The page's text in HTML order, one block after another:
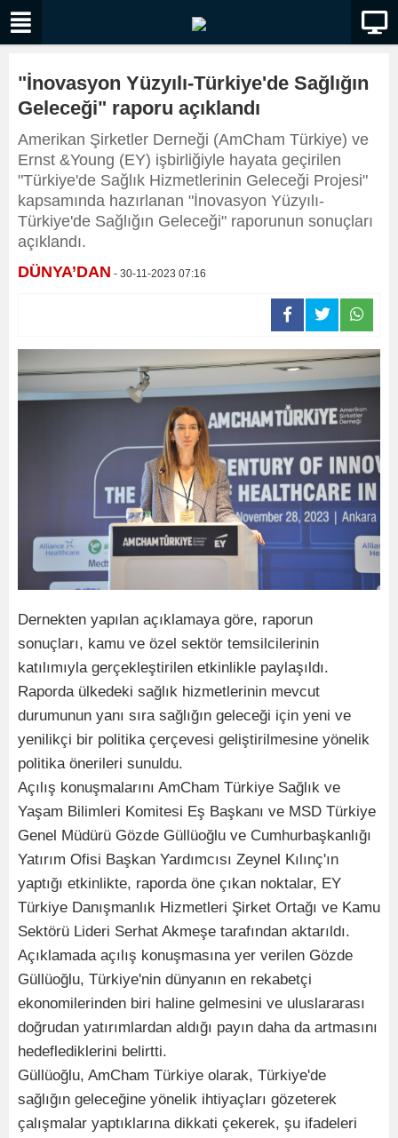
"İnovasyon Yüzyılı-Türkiye'de Sağlığın
Geleceği" raporu açıklandı
Amerikan Şirketler Derneği (AmCham Türkiye) ve
Ernst &Young (EY) işbirliğiyle hayata geçirilen
"Türkiye'de Sağlık Hizmetlerinin Geleceği Projesi"
kapsamında hazırlanan "İnovasyon Yüzyılı-
Türkiye'de Sağlığın Geleceği" raporunun sonuçları
açıklandı.
DÜNYA’DAN - 30-11-2023 07:16
Dernekten yapılan açıklamaya göre, raporun
sonuçları, kamu ve özel sektör temsilcilerinin
katılımıyla gerçekleştirilen etkinlikle paylaşıldı.
Raporda ülkedeki sağlık hizmetlerinin mevcut
durumunun yanı sıra sağlığın geleceği için yeni ve
yenilikçi bir politika çerçevesi geliştirilmesine yönelik
politika önerileri sunuldu.
Açılış konuşmalarını AmCham Türkiye Sağlık ve
Yaşam Bilimleri Komitesi Eş Başkanı ve MSD Türkiye
Genel Müdürü Gözde Güllüoğlu ve Cumhurbaşkanlığı
Yatırım Ofisi Başkan Yardımcısı Zeynel Kılınç'ın
yaptığı etkinlikte, raporda öne çıkan noktalar, EY
Türkiye Danışmanlık Hizmetleri Şirket Ortağı ve Kamu
Sektörü Lideri Serhat Akmeşe tarafından aktarıldı.
Açıklamada açılış konuşmasına yer verilen Gözde
Güllüoğlu, Türkiye'nin dünyanın en rekabetçi
ekonomilerinden biri haline gelmesini ve uluslararası
doğrudan yatırımlardan aldığı payın daha da artmasını
hedeflediklerini belirtti.
Güllüoğlu, AmCham Türkiye olarak, Türkiye'de
sağlığın geleceğine yönelik ihtiyaçları gözeterek
çalışmalar yaptıklarına dikkati çekerek, şu ifadeleri